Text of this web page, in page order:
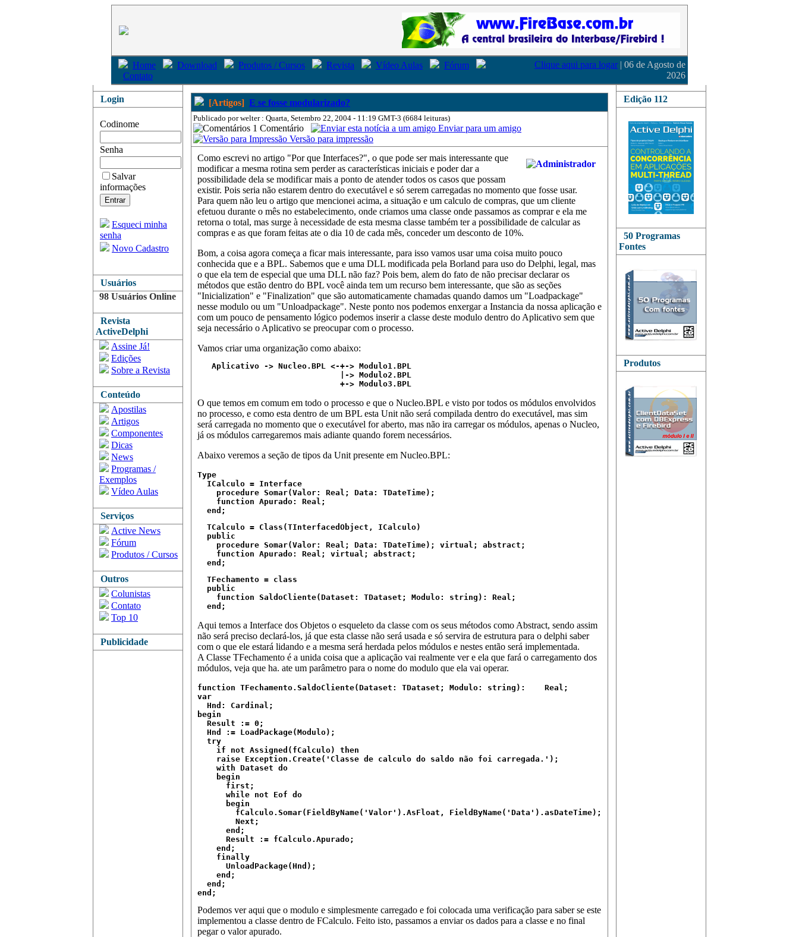
Home Download Produtos / Cursos Revista Vídeo Aulas
Fórum
Contato
Clique aqui para logar | 06 de Agosto de
2026
Login
Codinome
Senha
Salvar
informações
Esqueci minha
senha
Novo Cadastro
Usuários
98 Usuários Online
Revista
ActiveDelphi
Assine Já!
Edições
Sobre a Revista
Conteúdo
Apostilas
Artigos
Componentes
Dicas
News
Programas /
Exemplos
Vídeo Aulas
Serviços
Active News
Fórum
Produtos / Cursos
Outros
Colunistas
Contato
Top 10
Publicidade
[Artigos] E se fosse modularizado?
Publicado por welter : Quarta, Setembro 22, 2004 - 11:19 GMT-3 (6684 leituras)
1 Comentário
Enviar para um amigo
Versão para impressão
Como escrevi no artigo "Por que Interfaces?", o que pode ser mais interessante que
modificar a mesma rotina sem perder as características iniciais e poder dar a
possibilidade dela se modificar mais a ponto de atender todos os casos que possam
existir. Pois seria não estarem dentro do executável e só serem carregadas no momento que fosse usar.
Para quem não leu o artigo que mencionei acima, a situação e um calculo de compras, que um cliente
efetuou durante o mês no estabelecimento, onde criamos uma classe onde passamos as comprar e ela me
retorna o total, mas surge à necessidade de esta mesma classe também ter a possibilidade de calcular as
compras e as que foram feitas ate o dia 10 de cada mês, conceder um desconto de 10%.
Bom, a coisa agora começa a ficar mais interessante, para isso vamos usar uma coisa muito pouco
conhecida que e a BPL. Sabemos que e uma DLL modificada pela Borland para uso do Delphi, legal, mas
o que ela tem de especial que uma DLL não faz? Pois bem, alem do fato de não precisar declarar os
métodos que estão dentro do BPL você ainda tem um recurso bem interessante, que são as seções
"Inicialization" e "Finalization" que são automaticamente chamadas quando damos um "Loadpackage"
nesse modulo ou um "Unloadpackage". Neste ponto nos podemos enxergar a Instancia da nossa aplicação e
com um pouco de pensamento lógico podemos inserir a classe deste modulo dentro do Aplicativo sem que
seja necessário o Aplicativo se preocupar com o processo.
Vamos criar uma organização como abaixo:
   Aplicativo -> Nucleo.BPL <-+-> Modulo1.BPL
                              |-> Modulo2.BPL
                              +-> Modulo3.BPL
O que temos em comum em todo o processo e que o Nucleo.BPL e visto por todos os módulos envolvidos
no processo, e como esta dentro de um BPL esta Unit não será compilada dentro do executável, mas sim
será carregada no momento que o executável for aberto, mas não ira carregar os módulos, apenas o Nucleo,
já os módulos carregaremos mais adiante quando forem necessários.
Abaixo veremos a seção de tipos da Unit presente em Nucleo.BPL:
Type
  ICalculo = Interface
    procedure Somar(Valor: Real; Data: TDateTime);
    function Apurado: Real;
  end;
  TCalculo = Class(TInterfacedObject, ICalculo)
  public
    procedure Somar(Valor: Real; Data: TDateTime); virtual; abstract;
    function Apurado: Real; virtual; abstract;
  end;
  TFechamento = class
  public
    function SaldoCliente(Dataset: TDataset; Modulo: string): Real;
  end;
Aqui temos a Interface dos Objetos o esqueleto da classe com os seus métodos como Abstract, sendo assim
não será preciso declará-los, já que esta classe não será usada e só servira de estrutura para o delphi saber
com o que ele estará lidando e a mesma será herdada pelos módulos e nestes então será implementada.
A Classe TFechamento é a unida coisa que a aplicação vai realmente ver e ela que fará o carregamento dos
módulos, veja que ha. ate um parâmetro para o nome do modulo que ela vai operar.
function TFechamento.SaldoCliente(Dataset: TDataset; Modulo: string):    Real;
var
  Hnd: Cardinal;
begin
  Result := 0;
  Hnd := LoadPackage(Modulo);
  try
    if not Assigned(fCalculo) then
    raise Exception.Create('Classe de calculo do saldo não foi carregada.');
    with Dataset do
    begin
      first;
      while not Eof do
      begin
        fCalculo.Somar(FieldByName('Valor').AsFloat, FieldByName('Data').asDateTime);
        Next;
      end;
      Result := fCalculo.Apurado;
    end;
    finally
      UnloadPackage(Hnd);
    end;
  end;
end;
Podemos ver aqui que o modulo e simplesmente carregado e foi colocada uma verificação para saber se este
implementou a classe dentro de FCalculo. Feito isto, passamos a enviar os dados para a classe e no final
pegar o valor apurado.
Edição 112
50 Programas
Fontes
Produtos